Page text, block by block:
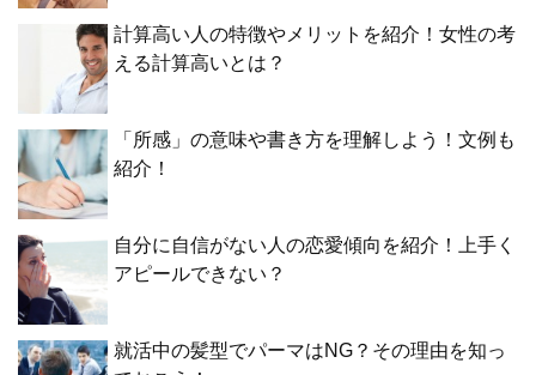
計算高い人の特徴やメリットを紹介！女性の考
える計算高いとは？
「所感」の意味や書き方を理解しよう！文例も
紹介！
自分に自信がない人の恋愛傾向を紹介！上手く
アピールできない？
就活中の髪型でパーマはNG？その理由を知っ